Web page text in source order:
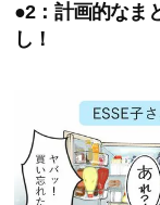
●2：計画的なま
し！